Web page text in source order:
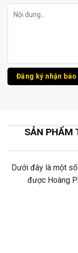
SẢN PHẨM
Dưới đây là một
được Hoàng